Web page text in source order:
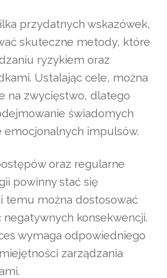
przydatnych wskazówek,
skuteczne metody, które
ryzykiem oraz
Ustalając cele, można
na zwycięstwo, dlatego
świadomych
emocjonalnych impulsów.
oraz regularne
powinny stać się
temu można dostosować
negatywnych konsekwencji.
wymaga odpowiedniego
zarządzania